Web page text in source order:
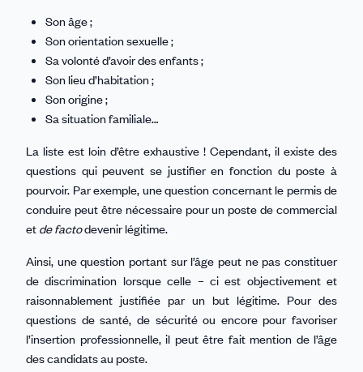
Son âge ;
Son orientation sexuelle ;
Sa volonté d’avoir des enfants ;
Son lieu d’habitation ;
Son origine ;
Sa situation familiale…
La liste est loin d’être exhaustive ! Cependant, il existe des
questions qui peuvent se justifier en fonction du poste à
pourvoir. Par exemple, une question concernant le permis de
conduire peut être nécessaire pour un poste de commercial
et de factodevenir légitime.
Ainsi, une question portant sur l’âge peut ne pas constituer
de discrimination lorsque celle – ci est objectivement et
raisonnablement justifiée par un but légitime. Pour des
questions de santé, de sécurité ou encore pour favoriser
l’insertion professionnelle, il peut être fait mention de l’âge
des candidats au poste.